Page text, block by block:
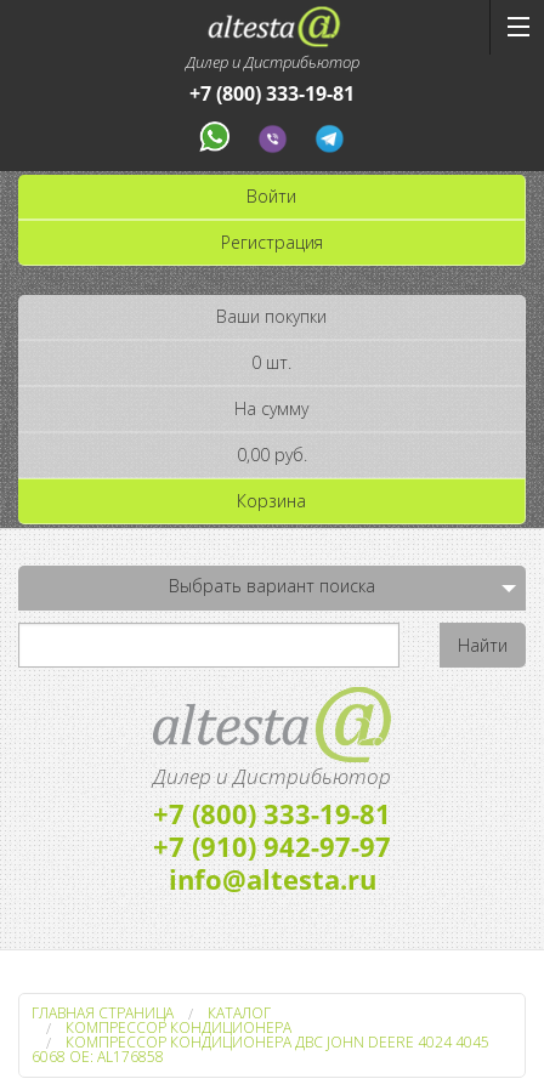
Дилер и Дистрибьютор
+7 (800) 333-19-81
Войти
Регистрация
Ваши покупки
0 шт.
На сумму
0,00 руб.
Корзина
Выбрать вариант поиска
Дилер и Дистрибьютор
+7 (800) 333-19-81
+7 (910) 942-97-97
info@altesta.ru
ГЛАВНАЯ СТРАНИЦА КАТАЛОГ
КОМПРЕССОР КОНДИЦИОНЕРА
КОМПРЕССОР КОНДИЦИОНЕРА ДВС JOHN DEERE 4024 4045
6068 OE: AL176858